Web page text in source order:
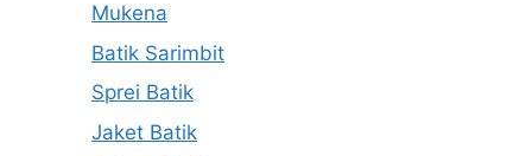
Mukena
Batik Sarimbit
Sprei Batik
Jaket Batik